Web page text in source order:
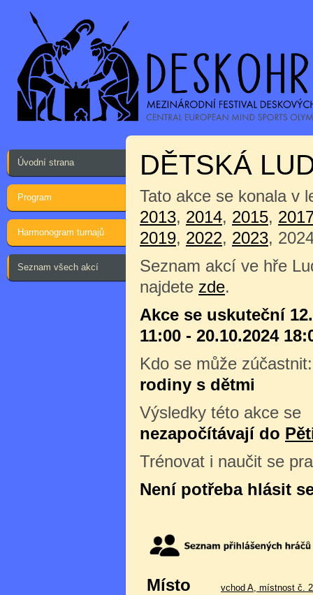
Úvodní strana
Program
Harmonogram turnajů
Seznam všech akcí
DĚTSKÁ
Tato akce se konala v
2013, 2014, 2015,
2019, 2022, 2023,
Seznam akcí ve hře
najdete zde.
Akce se uskuteční
11:00 - 20.10.2024
Kdo se může
rodiny s dětmi
Výsledky této akce se
nezapočítávají do
Trénovat i naučit se
Není potřeba hlásit
Místo
vchod A, místnost č.